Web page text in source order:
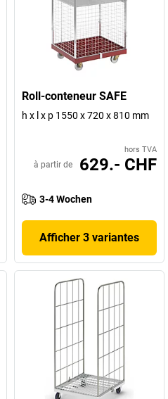
Roll-conteneur SAFE
h x l x p 1550 x 720 x 810 mm
hors TVA
à partir de 629.- CHF
3-4 Wochen
Afficher 3 variantes